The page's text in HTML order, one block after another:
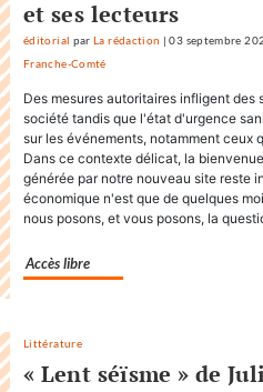
et ses lecteurs
éditorial parLa rédaction |03 septembre
Franche-Comté
Des mesures autoritaires infligent des
société tandis que l'état d'urgence
sur les événements, notamment ceux
Dans ce contexte délicat, la
générée par notre nouveau site reste
économique n'est que de quelques
nous posons, et vous posons, la
Accès libre
Littérature
« Lent séïsme » de